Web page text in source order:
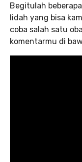
Begitulah
lidah yang bisa
coba salah satu
komentarmu di